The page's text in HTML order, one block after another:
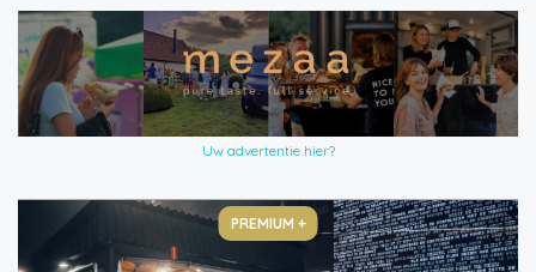
Uw advertentie hier?
PREMIUM +